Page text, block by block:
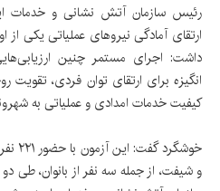
رئیس سازمان آتش نشانی و خدمات
ارتقای آمادگی نیروهای عملیاتی یکی
داشت: اجرای مستمر چنین
انگیزه برای ارتقای توان فردی، تقویت
کیفیت خدمات امدادی و عملیاتی به
و شیفت، از جمله سه نفر از بانوان، طی